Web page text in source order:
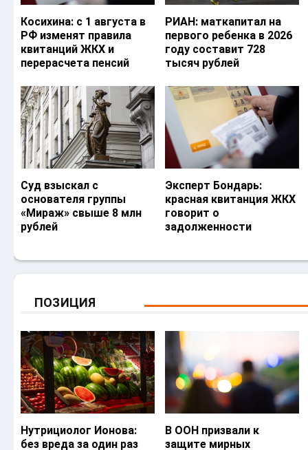
Косихина: с 1 августа в
РФ изменят правила
квитанций ЖКХ и
перерасчета пенсий
РИАН: маткапитал на
первого ребенка в 2026
году составит 728
тысяч рублей
Суд взыскал с
основателя группы
«Мираж» свыше 8 млн
рублей
Эксперт Бондарь:
красная квитанция ЖКХ
говорит о
задолженности
ПОЗИЦИЯ
Нутрициолог Ионова:
без вреда за один раз
В ООН призвали к
защите мирных